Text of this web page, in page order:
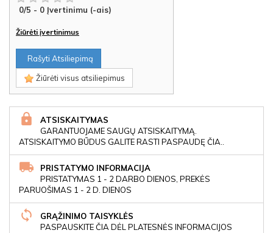
0/5 - 0 Įvertinimu (-ais)
Žiūrėti įvertinimus
Rašyti Atsiliepimą
Žiūrėti visus atsiliepimus
ATSISKAITYMAS
GARANTUOJAME SAUGŲ ATSISKAITYMĄ.
ATSISKAITYMO BŪDUS GALITE RASTI PASPAUDĘ ČIA..
PRISTATYMO INFORMACIJA
PRISTATYMAS 1 - 2 DARBO DIENOS, PREKĖS
PARUOŠIMAS 1 - 2 D. DIENOS
GRĄŽINIMO TAISYKLĖS
PASPAUSKITE ČIA DĖL PLATESNĖS INFORMACIJOS